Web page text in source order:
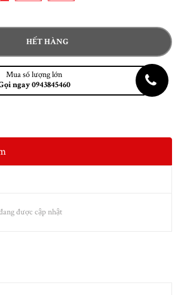
HẾT HÀNG
Mua số lượng lớn
ngay 0943845460
được cập nhật